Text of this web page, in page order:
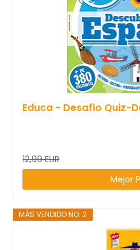
Educa - Desafio Quiz-
12,99 EUR
Mejor
MÁS VENDIDO NO. 2